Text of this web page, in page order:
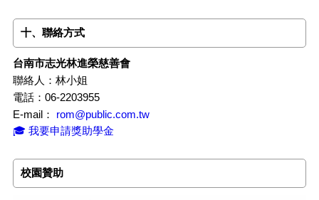
十、聯絡方式
台南市志光林進榮慈善會
聯絡人：林小姐
電話：06-2203955
E-mail： rom@public.com.tw
🎓 我要申請獎助學金
校園贊助